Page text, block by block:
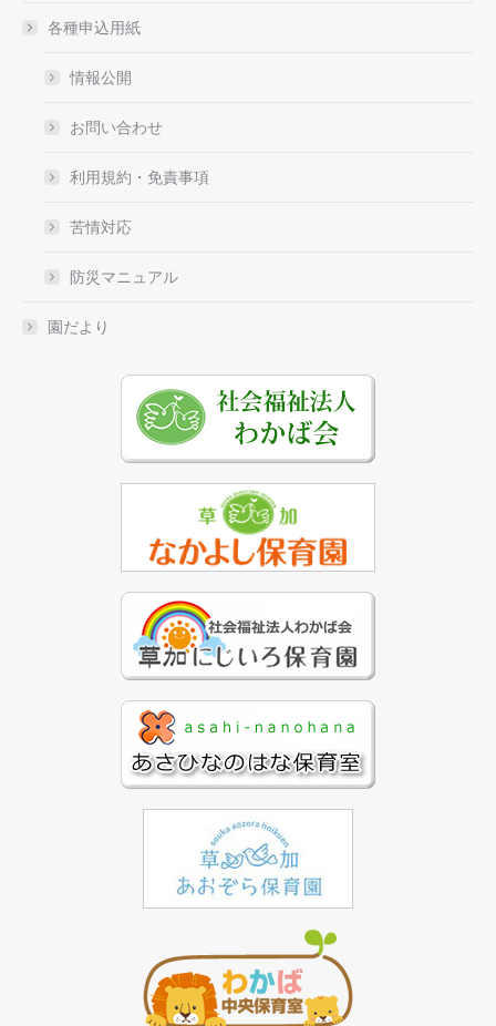
各種申込用紙
情報公開
お問い合わせ
利用規約・免責事項
苦情対応
防災マニュアル
園だより